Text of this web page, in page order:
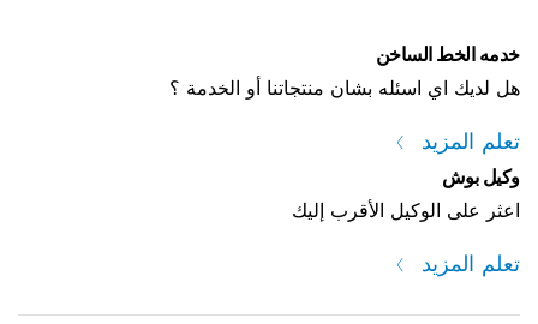
خدمه الخط الساخن
هل لديك اي اسئله بشان منتجاتنا أو الخدمة ؟
تعلم المزيد
وكيل بوش
اعثر على الوكيل الأقرب إليك
تعلم المزيد